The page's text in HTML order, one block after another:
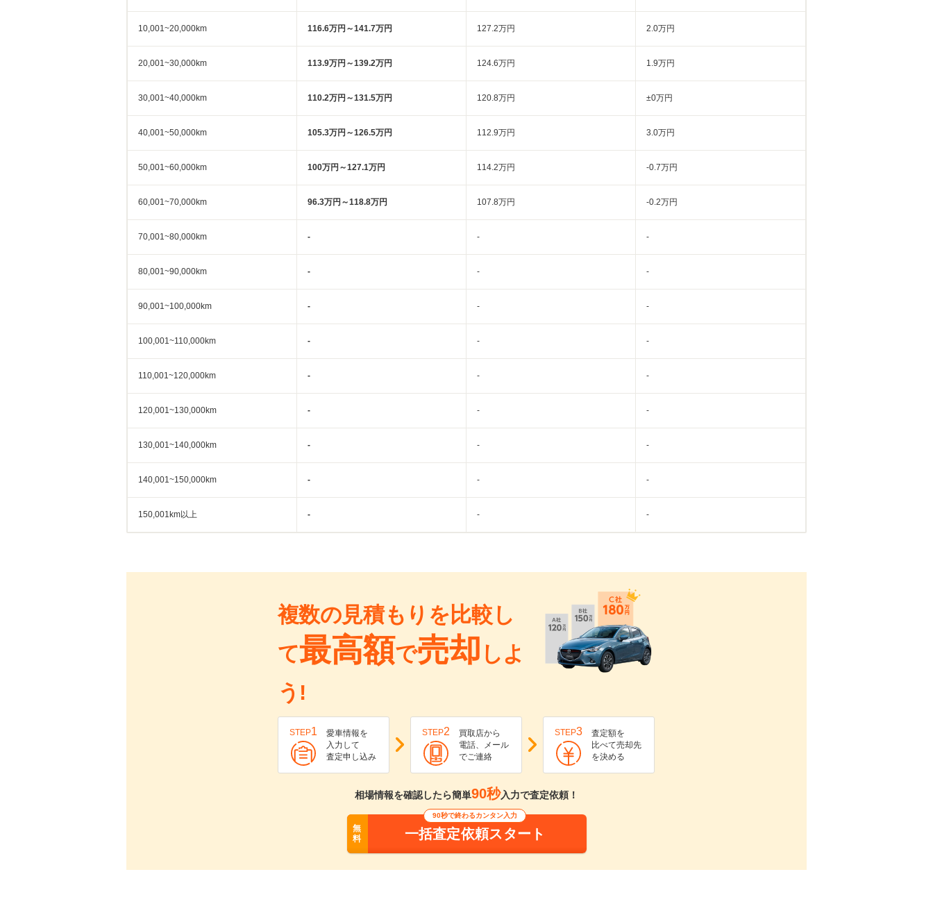
10,001~20,000km 116.6万円～141.7万円 127.2万円 2.0万円
20,001~30,000km 113.9万円～139.2万円 124.6万円 1.9万円
30,001~40,000km 110.2万円～131.5万円 120.8万円 ±0万円
40,001~50,000km 105.3万円～126.5万円 112.9万円 3.0万円
50,001~60,000km 100万円～127.1万円 114.2万円 -0.7万円
60,001~70,000km 96.3万円～118.8万円 107.8万円 -0.2万円
70,001~80,000km - - -
80,001~90,000km - - -
90,001~100,000km - - -
100,001~110,000km - - -
110,001~120,000km - - -
120,001~130,000km - - -
130,001~140,000km - - -
140,001~150,000km - - -
150,001km以上 - - -
複数の見積もりを比較し
て最高額で売却 しよ
う!
STEP1
愛車情報を
入力して
査定申し込み
STEP2
買取店から
電話、メール
でご連絡
STEP3
査定額を
比べて売却先
を決める
相場情報を確認したら簡単90秒入力で査定依頼！
無
料
90秒で終わるカンタン入力
一括査定依頼スタート